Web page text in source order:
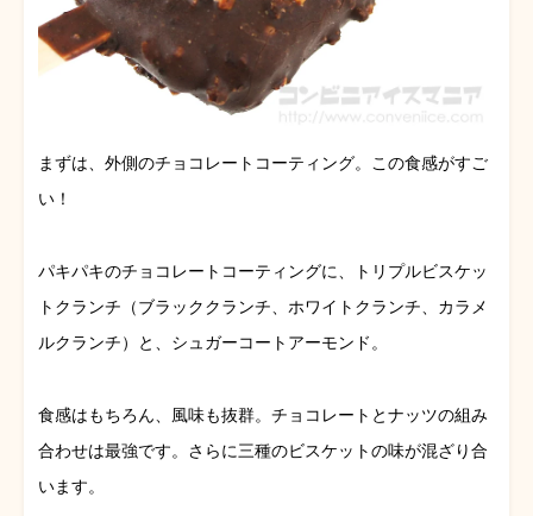
まずは、外側のチョコレートコーティング。この食感がすご
い！
パキパキのチョコレートコーティングに、トリプルビスケッ
トクランチ（ブラッククランチ、ホワイトクランチ、カラメ
ルクランチ）と、シュガーコートアーモンド。
食感はもちろん、風味も抜群。チョコレートとナッツの組み
合わせは最強です。さらに三種のビスケットの味が混ざり合
います。